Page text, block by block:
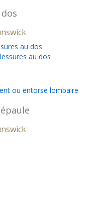
au dos
au dos
ou entorse lombaire